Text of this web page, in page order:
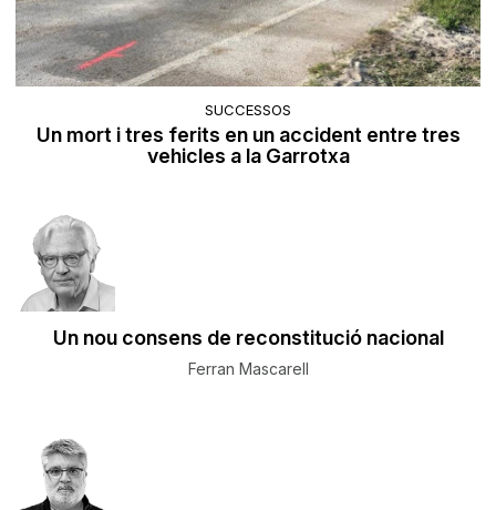
SUCCESSOS
Un mort i tres ferits en un accident entre tres
vehicles a la Garrotxa
Un nou consens de reconstitució nacional
Ferran Mascarell